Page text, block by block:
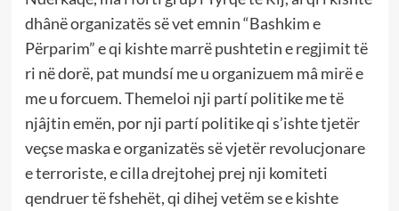
dhânë organizatës së vet emnin “Bashkim e
Përparim” e qi kishte marrë pushtetin e regjimit të
ri në dorë, pat mundsí me u organizuem mâ mirë e
me u forcuem. Themeloi nji partí politike me të
njâjtin emën, por nji partí politike qi s’ishte tjetër
veçse maska e organizatës së vjetër revolucjonare
e terroriste, e cilla drejtohej prej nji komiteti
qendruer të fshehët, qi dihej vetëm se e kishte